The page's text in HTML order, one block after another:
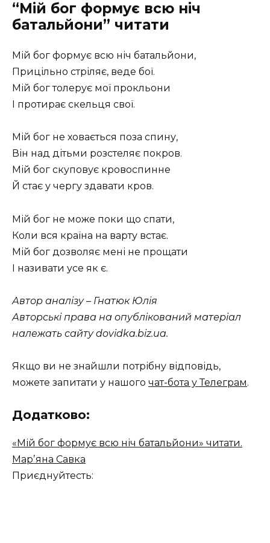
“Мій бог формує всю ніч
батальйони” читати
Мій бог формує всю ніч батальйони,
Прицільно стріляє, веде бої.
Мій бог толерує мої прокльони
І протирає скельця свої.
Мій бог не ховається поза спину,
Він над дітьми розстеляє покров.
Мій бог скуповує кровоспинне
Й стає у чергу здавати кров.
Мій бог не може поки що спати,
Коли вся країна на варту встає.
Мій бог дозволяє мені не прощати
І називати усе як є.
Автор аналізу – Гнатюк Юлія
Авторські права на опублікований матеріал
належать сайту dovidka.biz.ua.
Якщо ви не знайшли потрібну відповідь,
можете запитати у нашого чат-бота у Телеграм.
Додатково:
«Мій бог формує всю ніч батальйони» читати.
Марʼяна Савка
Приєднуйтесть: